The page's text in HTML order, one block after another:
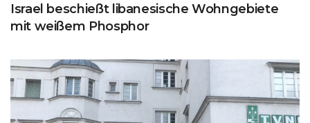
Israel beschießt libanesische Wohngebiete
mit weißem Phosphor